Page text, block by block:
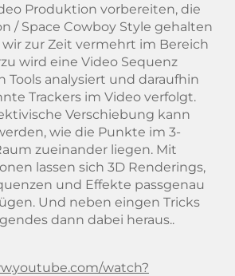
Produktion vorbereiten, die
/ Space Cowboy Style gehalten
zur Zeit vermehrt im Bereich
wird eine Video Sequenz
Tools analysiert und daraufhin
Trackers im Video verfolgt.
Verschiebung kann
wie die Punkte im 3-
zueinander liegen. Mit
lassen sich 3D Renderings,
und Effekte passgenau
Und neben eingen Tricks
dann dabei heraus..
watch?